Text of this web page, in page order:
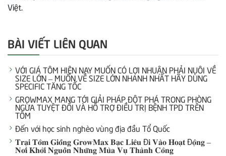
Việt.
BÀI VIẾT LIÊN QUAN
VỚI GIÁ TÔM HIỆN NAY MUỐN CÓ LỢI NHUẬN PHẢI NUÔI VỀ
SIZE LỚN – MUỐN VỀ SIZE LỚN NHANH NHẤT HÃY DÙNG
SPECIFIC TĂNG TỐC
GROWMAX MANG TỚI GIẢI PHÁP ĐỘT PHÁ TRONG PHÒNG
NGỪA TUYỆT ĐỐI VÀ HỖ TRỢ ĐIỀU TRỊ BỆNH TPD TRÊN
TÔM
Đến với học sinh nghèo vùng địa đầu Tổ Quốc
𝐓𝐫𝐚̣𝐢 𝐓𝐨̂𝐦 𝐆𝐢𝐨̂́𝐧𝐠 𝐆𝐫𝐨𝐰𝐌𝐚𝐱 𝐁𝐚̣𝐜 𝐋𝐢𝐞̂𝐮 Đ𝐢 𝐕𝐚̀𝐨 𝐇𝐨𝐚̣𝐭 Đ𝐨̣̂𝐧𝐠 –
𝐍𝐨̛𝐢 𝐊𝐡𝐨̛̉𝐢 𝐍𝐠𝐮𝐨̂̀𝐧 𝐍𝐡𝐮̛̃𝐧𝐠 𝐌𝐮̀𝐚 𝐕𝐮̣ 𝐓𝐡𝐚̀𝐧𝐡 𝐂𝐨̂𝐧𝐠